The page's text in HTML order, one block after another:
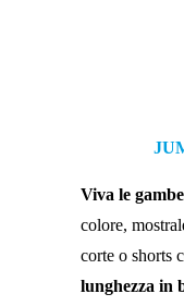
Viva le gambe
colore,
corte o shorts
lunghezza in